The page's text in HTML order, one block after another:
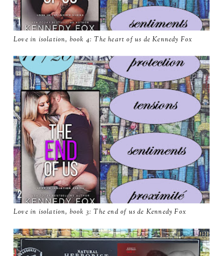
Love in isolation, book 4: The heart of us de Kennedy Fox
Love in isolation, book 3: The end of us de Kennedy Fox